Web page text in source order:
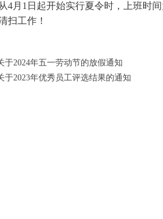
4月1日起开始实行夏令时，上班时
扫工作！
于2024年五一劳动节的放假通知
于2023年优秀员工评选结果的通知